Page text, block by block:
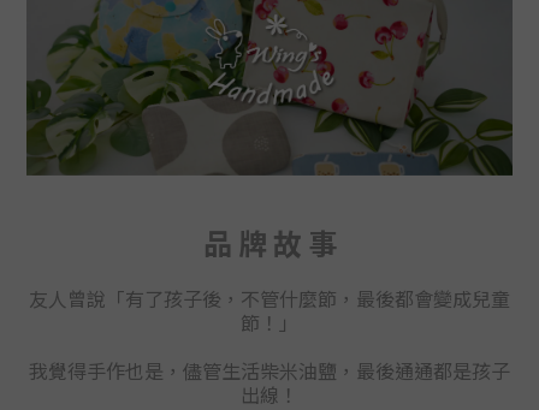
品 牌 故 事
友人曾說「有了孩子後，不管什麼節，最後都會變成兒童
節！」
我覺得手作也是，儘管生活柴米油鹽，最後通通都是孩子
出線！